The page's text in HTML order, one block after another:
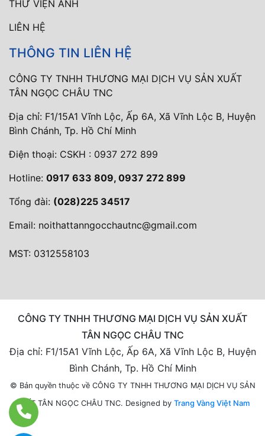
THƯ VIỆN ẢNH
LIÊN HỆ
THÔNG TIN LIÊN HỆ
CÔNG TY TNHH THƯƠNG MẠI DỊCH VỤ SẢN XUẤT
TÂN NGỌC CHÂU TNC
Địa chỉ: F1/15A1 Vĩnh Lộc, Ấp 6A, Xã Vĩnh Lộc B, Huyện
Bình Chánh, Tp. Hồ Chí Minh
Điện thoại: CSKH : 0937 272 899
Hotline: 0917 633 809, 0937 272 899
Tổng đài: (028)225 34517
Email: noithattanngocchautnc@gmail.com
MST: 0312558103
CÔNG TY TNHH THƯƠNG MẠI DỊCH VỤ SẢN XUẤT
TÂN NGỌC CHÂU TNC
Địa chỉ: F1/15A1 Vĩnh Lộc, Ấp 6A, Xã Vĩnh Lộc B, Huyện
Bình Chánh, Tp. Hồ Chí Minh
© Bản quyền thuộc về CÔNG TY TNHH THƯƠNG MẠI DỊCH VỤ SẢN
XUẤT TÂN NGỌC CHÂU TNC. Designed by Trang Vàng Việt Nam